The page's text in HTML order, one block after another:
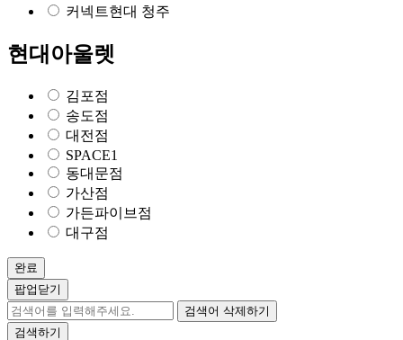
커넥트현대 청주
현대아울렛
김포점
송도점
대전점
SPACE1
동대문점
가산점
가든파이브점
대구점
완료
팝업닫기
검색어 삭제하기
검색하기